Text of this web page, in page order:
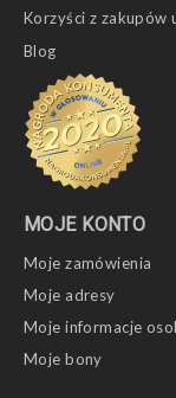
Korzyści z zakupów
Blog
MOJE KONTO
Moje zamówienia
Moje adresy
Moje informacje
Moje bony